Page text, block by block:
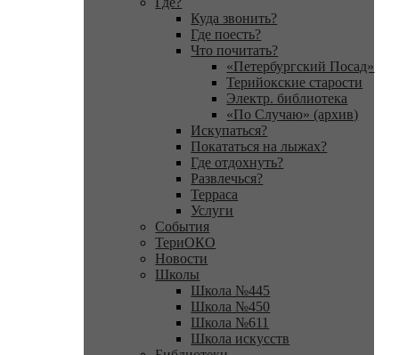
Куда звонить?
Где поесть?
Что почитать?
«Петербургский Посад»
Терийокские старости
Электр. библиотека
«По Случаю» (архив)
Искупаться?
Покататься на лыжах?
Где отдохнуть?
Развлечься?
Терраса
Услуги
События
ТериОКО
Новости
Школы
Школа №445
Школа №450
Школа №611
Школа искусств